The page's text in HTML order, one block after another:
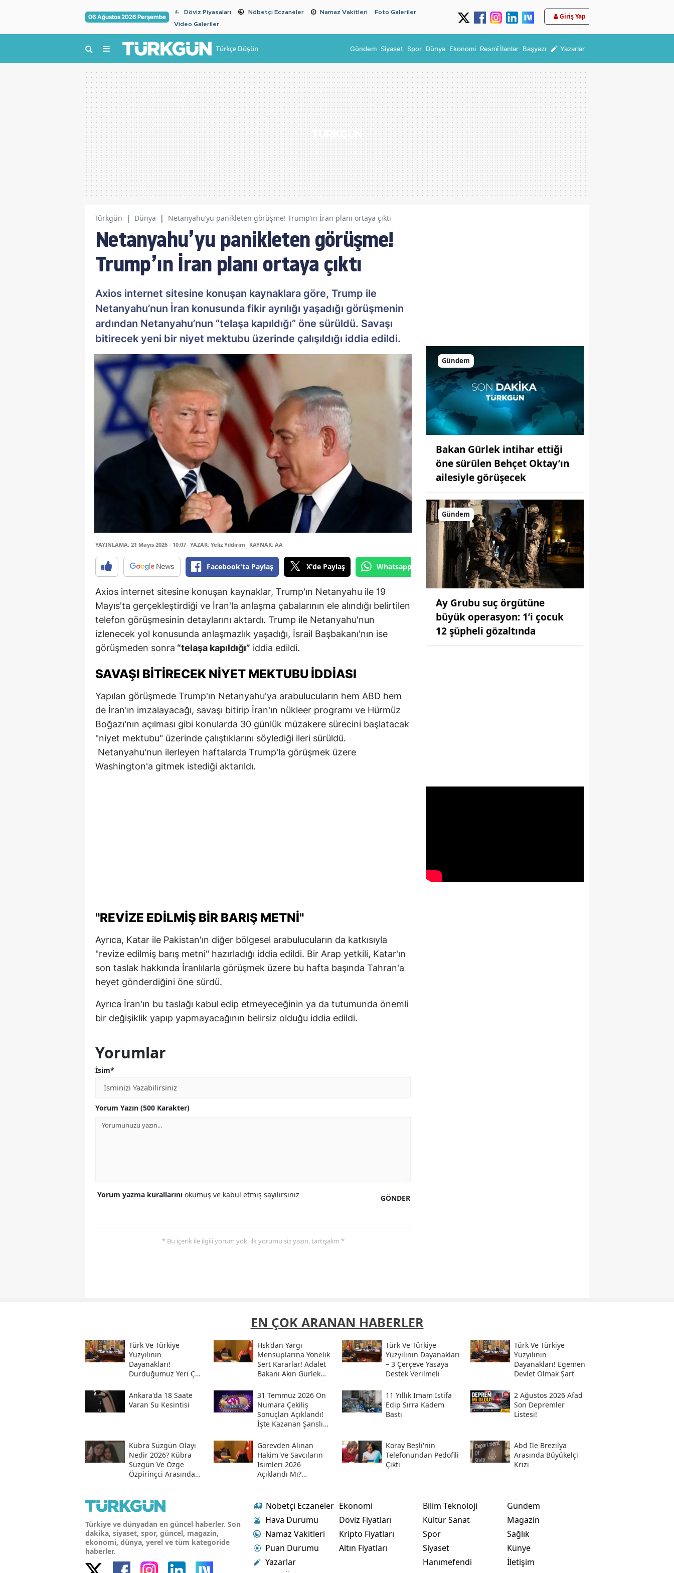
06 Ağustos 2026 Perşembe
Döviz Piyasaları Nöbetçi Eczaneler Namaz Vakitleri
Foto Galeriler
Video Galeriler
Giriş Yap
Türkçe Düşün Gündem Siyaset Spor Dünya Ekonomi Resmî İlanlar Başyazı Yazarlar
Türkgün | Dünya | Netanyahu’yu panikleten görüşme! Trump’ın İran planı ortaya çıktı
Netanyahu’yu panikleten görüşme!
Trump’ın İran planı ortaya çıktı
Axios internet sitesine konuşan kaynaklara göre, Trump ile
Netanyahu’nun İran konusunda fikir ayrılığı yaşadığı görüşmenin
ardından Netanyahu’nun “telaşa kapıldığı” öne sürüldü. Savaşı
bitirecek yeni bir niyet mektubu üzerinde çalışıldığı iddia edildi.
YAYINLAMA: 21 Mayıs 2026 - 10:07 YAZAR: Yeliz Yıldırım KAYNAK: AA
Facebook'ta Paylaş X'de Paylaş Whatsapp'tan Gönder
Axios internet sitesine konuşan kaynaklar, Trump'ın Netanyahu ile 19
Mayıs'ta gerçekleştirdiği ve İran'la anlaşma çabalarının ele alındığı belirtilen
telefon görüşmesinin detaylarını aktardı. Trump ile Netanyahu'nun
izlenecek yol konusunda anlaşmazlık yaşadığı, İsrail Başbakanı'nın ise
görüşmeden sonra “telaşa kapıldığı” iddia edildi.
SAVAŞI BİTİRECEK NİYET MEKTUBU İDDİASI
Yapılan görüşmede Trump'ın Netanyahu'ya arabulucuların hem ABD hem
de İran'ın imzalayacağı, savaşı bitirip İran'ın nükleer programı ve Hürmüz
Boğazı'nın açılması gibi konularda 30 günlük müzakere sürecini başlatacak
"niyet mektubu" üzerinde çalıştıklarını söylediği ileri sürüldü.
Netanyahu'nun ilerleyen haftalarda Trump'la görüşmek üzere
Washington'a gitmek istediği aktarıldı.
"REVIZE EDILMIŞ BIR BARIŞ METNI"
Ayrıca, Katar ile Pakistan'ın diğer bölgesel arabulucuların da katkısıyla
"revize edilmiş barış metni" hazırladığı iddia edildi. Bir Arap yetkili, Katar'ın
son taslak hakkında İranlılarla görüşmek üzere bu hafta başında Tahran'a
heyet gönderdiğini öne sürdü.
Ayrıca İran'ın bu taslağı kabul edip etmeyeceğinin ya da tutumunda önemli
bir değişiklik yapıp yapmayacağının belirsiz olduğu iddia edildi.
Yorumlar
İsim*
Yorum Yazın (500 Karakter)
GÖNDER
Yorum yazma kurallarını okumuş ve kabul etmiş sayılırsınız
* Bu içerik ile ilgili yorum yok, ilk yorumu siz yazın, tartışalım *
Gündem
Bakan Gürlek intihar ettiği
öne sürülen Behçet Oktay’ın
ailesiyle görüşecek
Gündem
Ay Grubu suç örgütüne
büyük operasyon: 1’i çocuk
12 şüpheli gözaltında
EN ÇOK ARANAN HABERLER
Türk Ve Türkiye
Yüzyılının
Dayanakları!
Durduğumuz Yeri Çok
Hsk'dan Yargı
Mensuplarına Yönelik
Sert Kararlar! Adalet
Bakanı Akın Gürlek
Hesabından Açıkladı
Türk Ve Türkiye
Yüzyılının Dayanakları
– 3 Çerçeve Yasaya
Destek Verilmeli
Türk Ve Türkiye
Yüzyılının
Dayanakları! Egemen
Devlet Olmak Şart
Ankara'da 18 Saate
Varan Su Kesintisi
31 Temmuz 2026 On
Numara Çekiliş
Sonuçları Açıklandı!
İşte Kazanan Şanslı
Sorgulama Ekranı
11 Yıllık Imam Istifa
Edip Sırra Kadem
Bastı
2 Ağustos 2026 Afad
Son Depremler
Listesi!
Kübra Süzgün Olayı
Nedir 2026? Kübra
Süzgün Ve Özge
Özpirinçci Arasında
Görevden Alınan
Hakim Ve Savcıların
Isimleri 2026
Açıklandı Mı?
Savcılar Isim Listesi
Koray Beşli'nin
Telefonundan Pedofili
Çıktı
Abd Ile Brezilya
Arasında Büyükelçi
Krizi
Türkiye ve dünyadan en güncel haberler. Son
dakika, siyaset, spor, güncel, magazin,
ekonomi, dünya, yerel ve tüm kategoride
haberler.
Nöbetçi Eczaneler
Hava Durumu
Namaz Vakitleri
Puan Durumu
Yazarlar
Ekonomi
Döviz Fiyatları
Kripto Fiyatları
Altın Fiyatları
Bilim Teknoloji
Kültür Sanat
Spor
Siyaset
Hanımefendi
Gündem
Magazin
Sağlık
Künye
İletişim